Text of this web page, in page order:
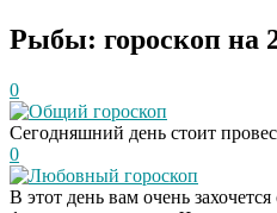
Рыбы: гороскоп на
0
Общий гороскоп
Сегодняшний день стоит
0
Любовный гороскоп
В этот день вам очень